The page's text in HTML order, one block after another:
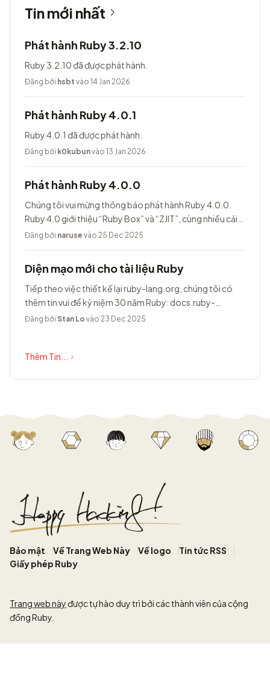
Tin mới nhất
Phát hành Ruby 3.2.10
Ruby 3.2.10 đã được phát hành.
Đăng bởi hsbt vào 14 Jan 2026
Phát hành Ruby 4.0.1
Ruby 4.0.1 đã được phát hành.
Đăng bởi k0kubunvào 13 Jan 2026
Phát hành Ruby 4.0.0
Chúng tôi vui mừng thông báo phát hành Ruby 4.0.0.
Ruby 4.0 giới thiệu “Ruby Box” và “ZJIT”, cùng nhiều cải
tiến khác.
Đăng bởi naruse vào 25 Dec 2025
Diện mạo mới cho tài liệu Ruby
Tiếp theo việc thiết kế lại ruby-lang.org, chúng tôi có
thêm tin vui để kỷ niệm 30 năm Ruby: docs.ruby-
lang.org có diện mạo hoàn toàn...
Đăng bởi Stan Lo vào 23 Dec 2025
Thêm Tin...
Bảo mật Về Trang Web Này Về logo
Tin tức RSS
Giấy phép Ruby
Trang web nàyđược tự hào duy trì bởi các thành viên của cộng
đồng Ruby.